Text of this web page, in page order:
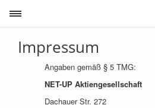
Toggle sidebar
Impressum
Angaben gemäß § 5 TMG:
NET-UP Aktiengesellschaft
Dachauer Str. 272